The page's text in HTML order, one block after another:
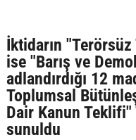
İktidarın
ise "Barış ve
adlandırdığı 12
Toplumsal
Dair Kanun Teklifi"
sunuldu